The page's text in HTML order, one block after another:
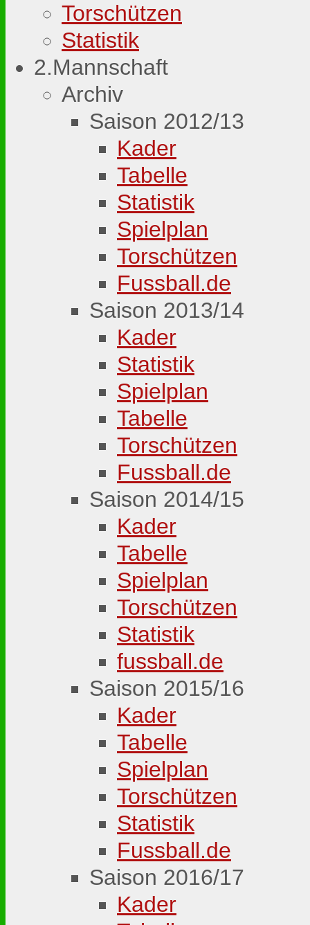
Torschützen
Statistik
2.Mannschaft
Archiv
Saison 2012/13
Kader
Tabelle
Statistik
Spielplan
Torschützen
Fussball.de
Saison 2013/14
Kader
Statistik
Spielplan
Tabelle
Torschützen
Fussball.de
Saison 2014/15
Kader
Tabelle
Spielplan
Torschützen
Statistik
fussball.de
Saison 2015/16
Kader
Tabelle
Spielplan
Torschützen
Statistik
Fussball.de
Saison 2016/17
Kader